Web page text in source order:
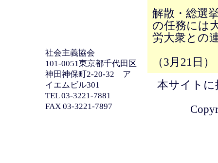
解散・総選
の任務には
労大衆との
（3月21日）
本サイトに
社会主義協会
101-0051東京都千代田区
神田神保町2-20-32 ア
イエムビル301
TEL 03-3221-7881
FAX 03-3221-7897